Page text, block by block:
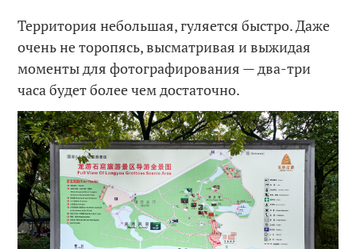
Территория небольшая, гуляется быстро. Даже
очень не торопясь, высматривая и выжидая
моменты для фотографирования — два-три
часа будет более чем достаточно.